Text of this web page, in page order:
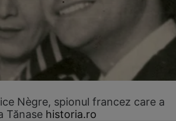
Nègre, spionul francez care a
Tănase historia.ro